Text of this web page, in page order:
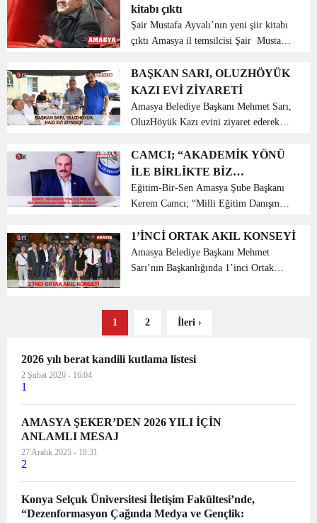
VE SESSİZ KALMASIN’ projesi ile
her hafta farklı bir k...
kitabı çıktı
Şair Mustafa Ayvalı’nın yeni şiir kitabı
çıktı Amasya il temsilcisi Şair Mustafa
Yanım Duvar Almira’ adlı şiir kitabı ile
okuyucunun yoğun ilgisi ile ka...
BAŞKAN SARI, OLUZHÖYÜK
KAZI EVİ ZİYARETİ
Amasya Belediye Başkanı Mehmet Sarı,
OluzHöyük Kazı evini ziyaret ederek
Dr. Şevket Dönmez’den bilgiler aldı.
Meşeli Çiftliği köyü daveti sonrası
Gözlek köyünde ...
CAMCI; “AKADEMİK YÖNÜ
İLE BİRLİKTE BİZ
ÖĞRENCİLERİ NEREYE
GÖTÜRÜYORUZ?”
Eğitim-Bir-Sen Amasya Şube Başkanı
Kerem Camcı; “Milli Eğitim Danışma
hedefimiz akademik çalışmalarla
birlikte nitelikli gençler yetiştirmek
olmalıdır.” dedi. Camcı...
1’İNCİ ORTAK AKIL KONSEYİ
Amasya Belediye Başkanı Mehmet
Sarı’nın Başkanlığında 1’inci Ortak
Sarı’nın Başkanlığında Belediye Başkan
1 2 İleri ›
2026 yılı berat kandili kutlama listesi
2 Şubat 2026 - 16:04
1
AMASYA ŞEKER’DEN 2026 YILI İÇİN
ANLAMLI MESAJ
27 Aralık 2025 - 18:31
2
Konya Selçuk Üniversitesi İletişim Fakültesi’nde,
“Dezenformasyon Çağında Medya ve Gençlik: